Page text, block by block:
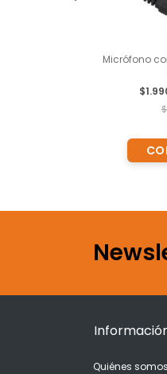
Micrófono
Quiénes somos